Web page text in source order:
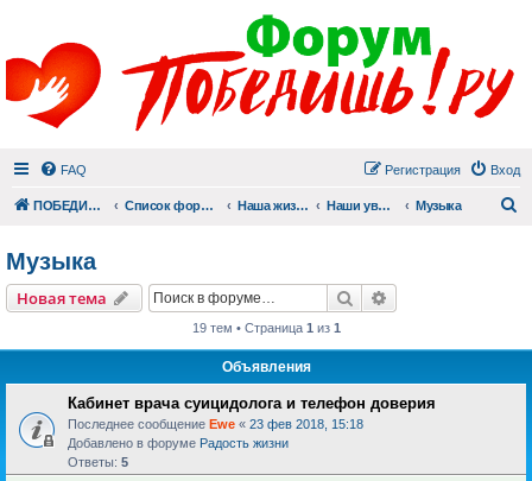
FAQ Вход
Регистрация
ПОБЕДИШЬ.РУ Список форумов Наша жизнь (не всё же о суициде!) Наши увлечения Музыка
Музыка
Новая тема Поиск
19 тем • Страница 1 из 1
Объявления
Кабинет врача суицидолога и телефон доверия
Последнее сообщение Ewe « 23 фев 2018, 15:18
Добавлено в форуме Радость жизни
Ответы: 5